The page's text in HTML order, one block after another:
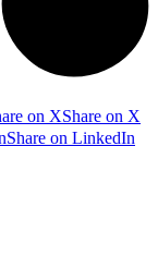
on XShare on X
Share on LinkedIn